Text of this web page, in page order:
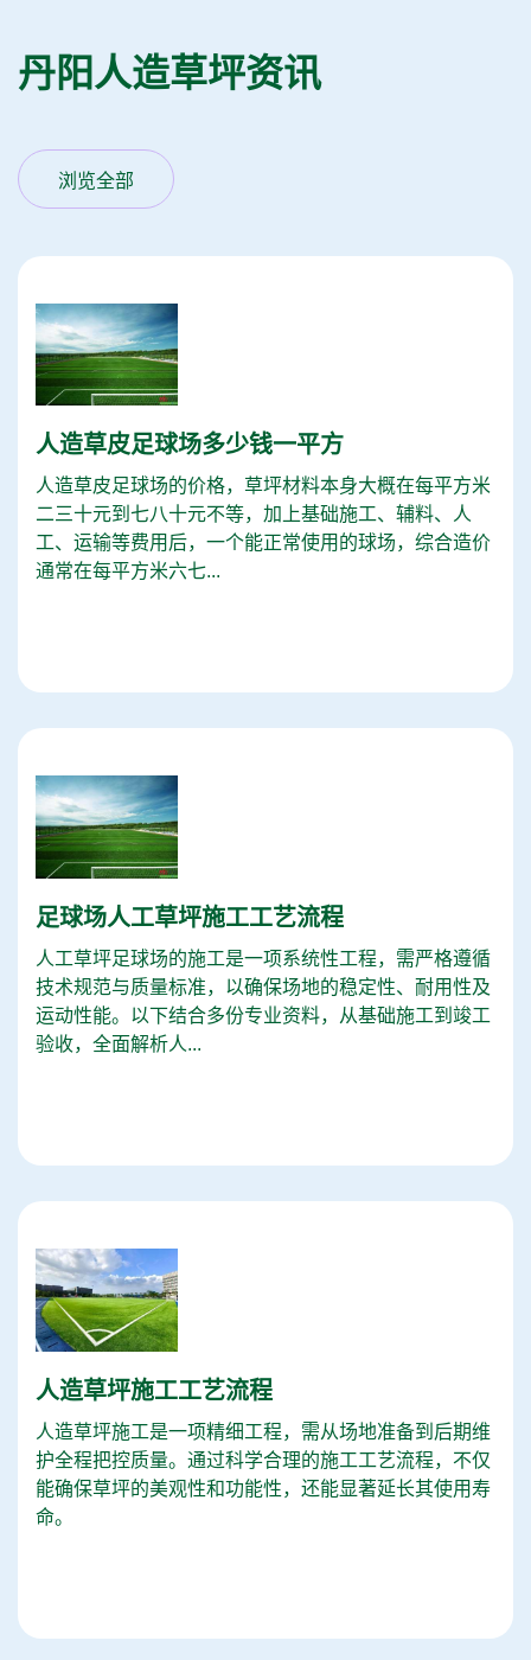
丹阳人造草坪资讯
浏览全部
人造草皮足球场多少钱一平方
人造草皮足球场的价格，草坪材料本身大概在每平方米
二三十元到七八十元不等，加上基础施工、辅料、人
工、运输等费用后，一个能正常使用的球场，综合造价
通常在每平方米六七...
足球场人工草坪施工工艺流程
人工草坪足球场的施工是一项系统性工程，需严格遵循
技术规范与质量标准，以确保场地的稳定性、耐用性及
运动性能。以下结合多份专业资料，从基础施工到竣工
验收，全面解析人...
人造草坪施工工艺流程
人造草坪施工是一项精细工程，需从场地准备到后期维
护全程把控质量。通过科学合理的施工工艺流程，不仅
能确保草坪的美观性和功能性，还能显著延长其使用寿
命。